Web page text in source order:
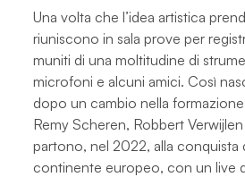
Una volta che l’idea artistica
riuniscono in sala prove per
muniti di una moltitudine di
microfoni e alcuni amici. Così
dopo un cambio nella
Remy Scheren, Robbert
partono, nel 2022, alla conquista
continente europeo, con un live